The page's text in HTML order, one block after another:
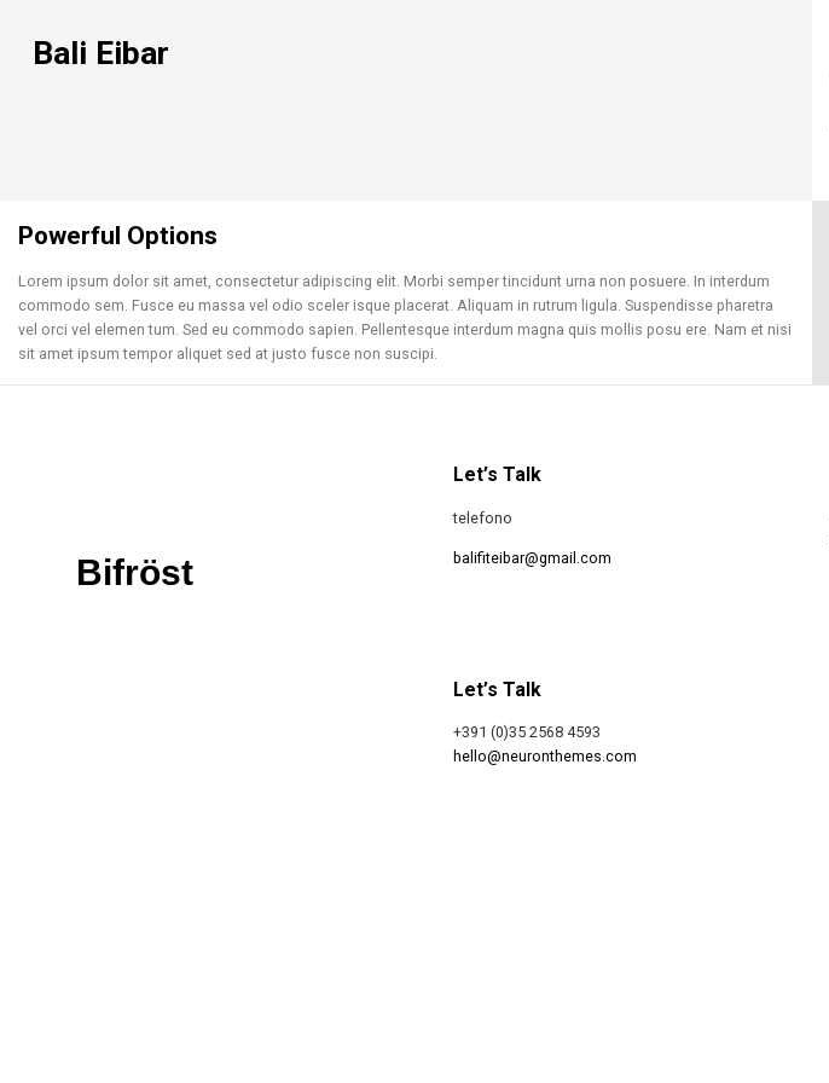
Bali Eibar
Powerful Options
Lorem ipsum dolor sit amet, consectetur adipiscing elit. Morbi semper tincidunt urna non posuere. In interdum
commodo sem. Fusce eu massa vel odio sceler isque placerat. Aliquam in rutrum ligula. Suspendisse pharetra
vel orci vel elemen tum. Sed eu commodo sapien. Pellentesque interdum magna quis mollis posu ere. Nam et nisi
sit amet ipsum tempor aliquet sed at justo fusce non suscipi.
Bifröst
Let’s Talk
telefono
balifiteibar@gmail.com
Let’s Talk
+391 (0)35 2568 4593
hello@neuronthemes.com